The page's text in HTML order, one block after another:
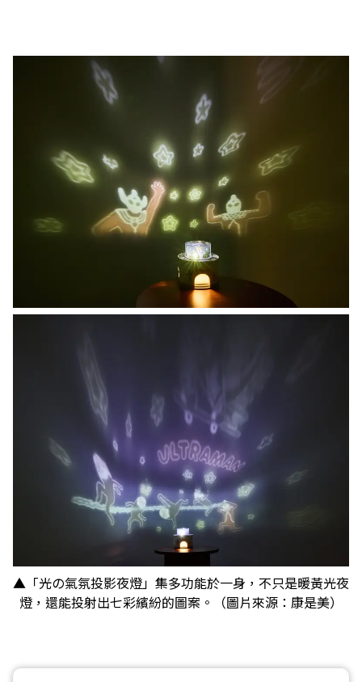
▲「光の氣氛投影夜燈」集多功能於一身，不只是暖黃光夜
燈，還能投射出七彩繽紛的圖案。（圖片來源：康是美）